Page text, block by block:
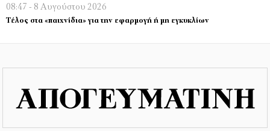
08:47 - 8 Αυγούστου 2026
Τέλος στα «παιχνίδια» για την εφαρμογή ή μη εγκυκλίων